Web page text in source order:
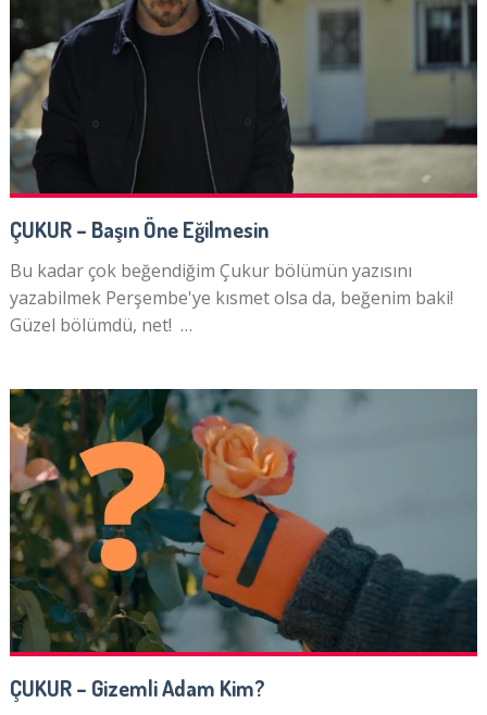
ÇUKUR – Başın Öne Eğilmesin
Bu kadar çok beğendiğim Çukur bölümün yazısını
yazabilmek Perşembe'ye kısmet olsa da, beğenim baki!
Güzel bölümdü, net! …
ÇUKUR – Gizemli Adam Kim?